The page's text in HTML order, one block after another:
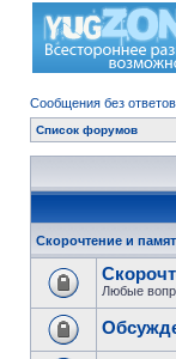
Сообщения без ответов
Список форумов
Скорочтение и
Любые